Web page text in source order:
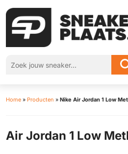
Home » Producten » Nike Air Jordan 1 Low
Air Jordan 1 Low